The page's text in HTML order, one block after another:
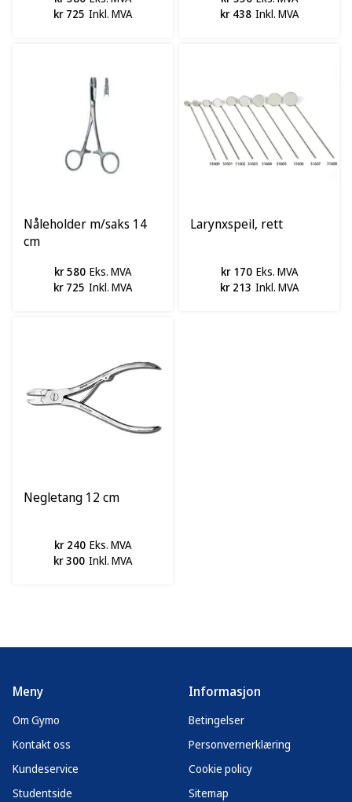
kr 725 Inkl. MVA
kr 438 Inkl. MVA
Nåleholder m/saks 14
cm
kr 580 Eks. MVA
kr 725 Inkl. MVA
Larynxspeil, rett
kr 170 Eks. MVA
kr 213 Inkl. MVA
Negletang 12 cm
kr 240 Eks. MVA
kr 300 Inkl. MVA
Meny
Om Gymo
Kontakt oss
Kundeservice
Studentside
Informasjon
Betingelser
Personvernerklæring
Cookie policy
Sitemap